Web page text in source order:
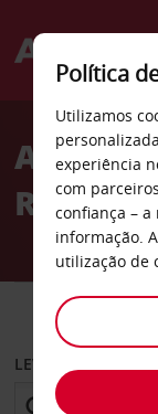
Welcome
AvisAluguer
CARRO
LEVANTAR EM
Política
Utilizamos
experiência
com
confiança – a
informação.
utilização de